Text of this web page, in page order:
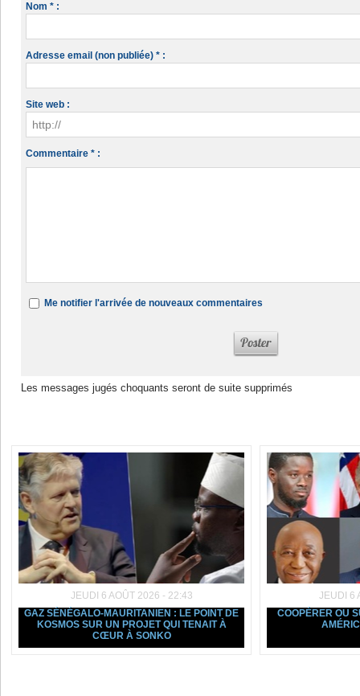
Nom * :
Adresse email (non publiée) * :
Site web :
Commentaire * :
Me notifier l'arrivée de nouveaux commentaires
Les messages jugés choquants seront de suite supprimés
JEUDI 6 AOÛT 2026 - 22:43
GAZ SÉNÉGALO-MAURITANIEN : LE POINT DE
KOSMOS SUR UN PROJET QUI TENAIT À
CŒUR À SONKO
JEUDI 6
COOPÉRER OU